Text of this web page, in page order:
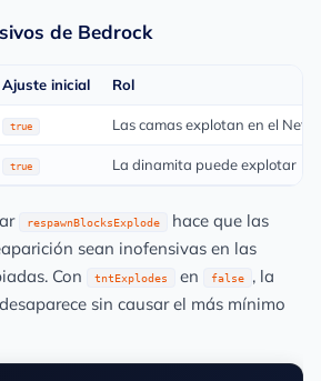
de Bedrock
Ajuste inicial Rol
true Las camas explotan en el
true La dinamita puede explotar
respawnBlocksExplode
hace que las
sean inofensivas en las
Con
tntExplodes en false
, la
sin causar el más mínimo